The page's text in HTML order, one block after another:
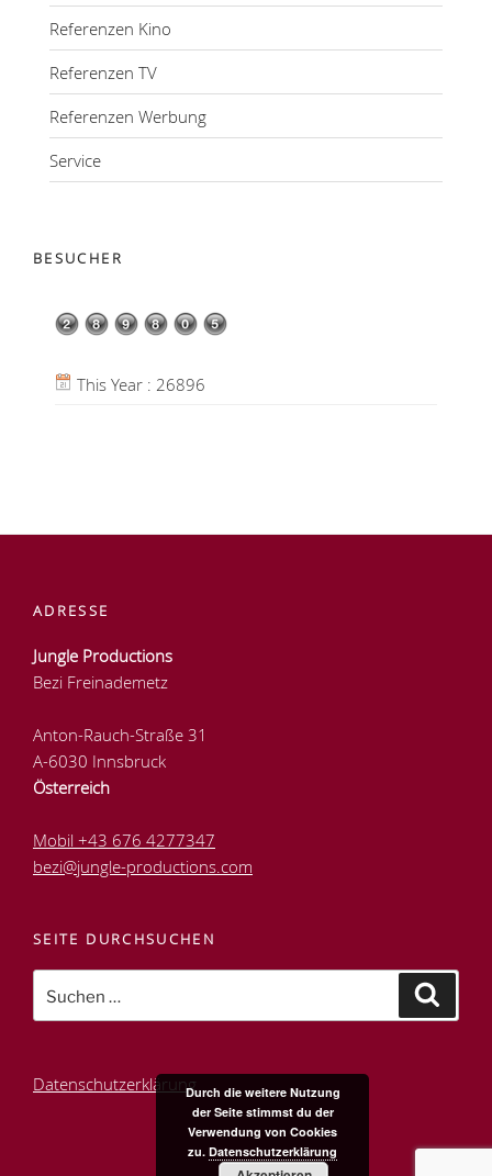
Referenzen Kino
Referenzen TV
Referenzen Werbung
Service
BESUCHER
This Year : 26896
ADRESSE
Jungle Productions
Bezi Freinademetz
Anton-Rauch-Straße 31
A-6030 Innsbruck
Österreich
Mobil +43 676 4277347
bezi@jungle-productions.com
SEITE DURCHSUCHEN
nach:
DatenschutzerklärungDurch die weitere Nutzung
der Seite stimmst du der
Verwendung von Cookies
zu. Datenschutzerklärung